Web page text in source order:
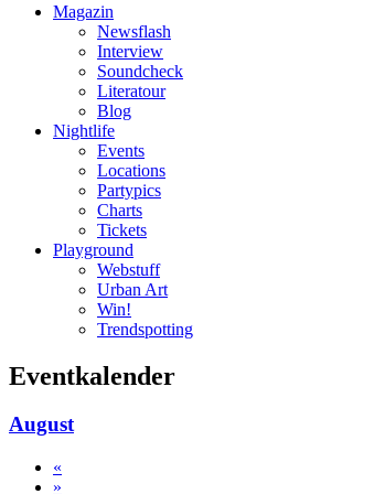
Magazin
Newsflash
Interview
Soundcheck
Literatour
Blog
Nightlife
Events
Locations
Partypics
Charts
Tickets
Playground
Webstuff
Urban Art
Win!
Trendspotting
Eventkalender
August
«
»